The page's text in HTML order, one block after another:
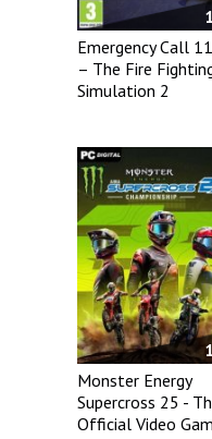
Emergency Call
– The Fire
Simulation 2
Monster Energy
Supercross 25 -
Official Video